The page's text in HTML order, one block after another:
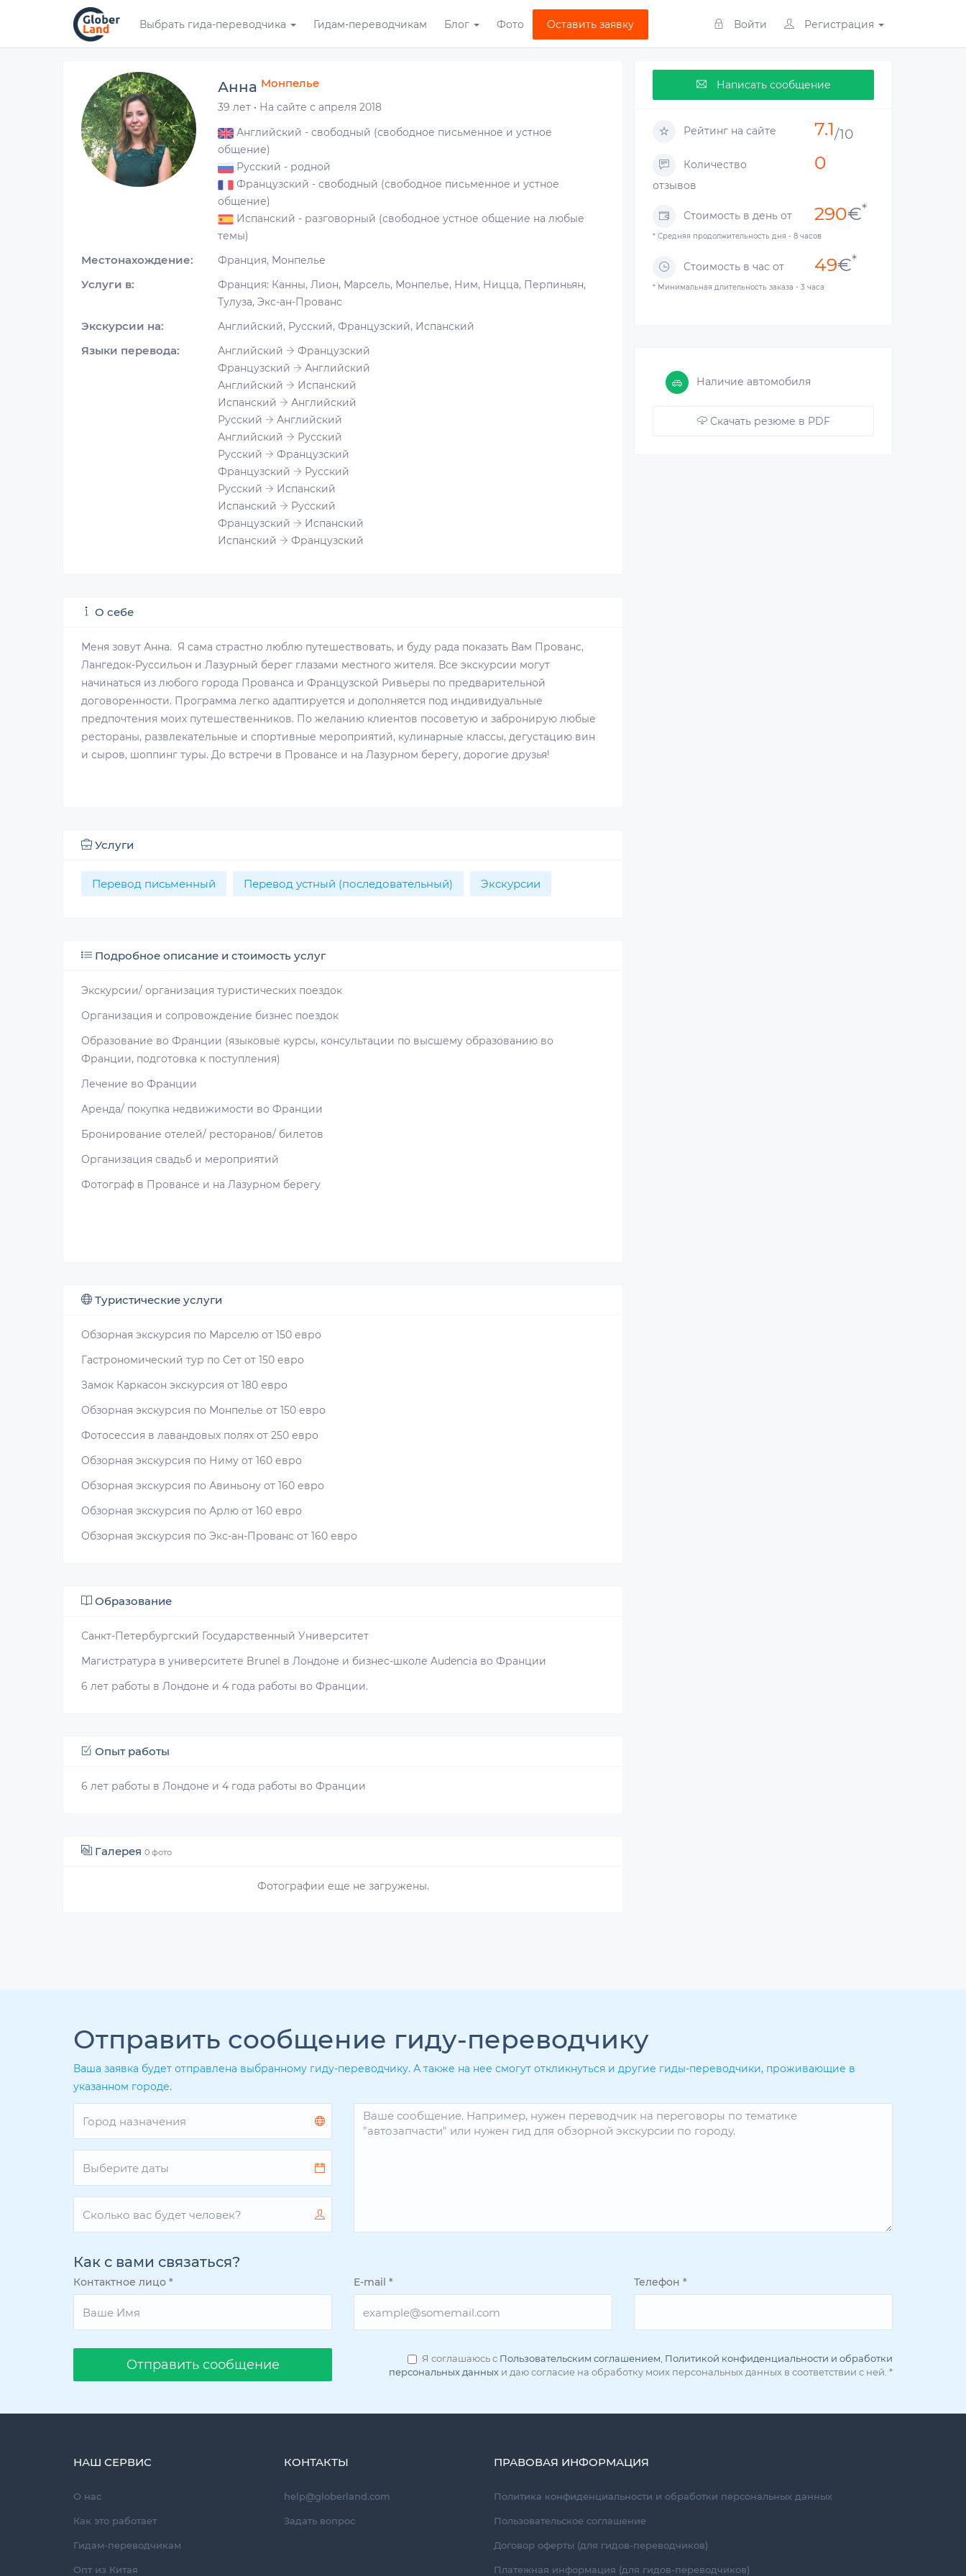
Выбрать гида-переводчика Гидам-переводчикам Блог Фото Оставить заявку Войти Регистрация
Анна Монпелье
39 лет · На сайте с апреля 2018
Английский - свободный (свободное письменное и устное
общение)
Русский - родной
Французский - свободный (свободное письменное и устное
общение)
Испанский - разговорный (свободное устное общение на любые
темы)
Местонахождение: Франция, Монпелье
Услуги в:
Франция: Канны, Лион, Марсель, Монпелье, Ним, Ницца, Перпиньян,
Тулуза, Экс-ан-Прованс
Экскурсии на: Английский, Русский, Французский, Испанский
Языки перевода: Английский
Французский
Французский
Английский
Английский
Испанский
Испанский
Английский
Русский
Английский
Английский
Русский
Русский
Французский
Французский
Русский
Русский
Испанский
Испанский
Русский
Французский
Испанский
Испанский
Французский
О себе
Меня зовут Анна. Я сама страстно люблю путешествовать, и буду рада показать Вам Прованс,
Лангедок-Руссильон и Лазурный берег глазами местного жителя. Все экскурсии могут
начинаться из любого города Прованса и Французской Ривьеры по предварительной
договоренности. Программа легко адаптируется и дополняется под индивидуальные
предпочтения моих путешественников. По желанию клиентов посоветую и забронирую любые
рестораны, развлекательные и спортивные мероприятий, кулинарные классы, дегустацию вин
и сыров, шоппинг туры. До встречи в Провансе и на Лазурном берегу, дорогие друзья!
Услуги
Перевод письменный Перевод устный (последовательный) Экскурсии
Подробное описание и стоимость услуг
Экскурсии/ организация туристических поездок
Организация и сопровождение бизнес поездок
Образование во Франции (языковые курсы, консультации по высшему образованию во
Франции, подготовка к поступления)
Лечение во Франции
Аренда/ покупка недвижимости во Франции
Бронирование отелей/ ресторанов/ билетов
Организация свадьб и мероприятий
Фотограф в Провансе и на Лазурном берегу
Туристические услуги
Обзорная экскурсия по Марселю от 150 евро
Гастрономический тур по Сет от 150 евро
Замок Каркасон экскурсия от 180 евро
Обзорная экскурсия по Монпелье от 150 евро
Фотосессия в лавандовых полях от 250 евро
Обзорная экскурсия по Ниму от 160 евро
Обзорная экскурсия по Авиньону от 160 евро
Обзорная экскурсия по Арлю от 160 евро
Обзорная экскурсия по Экс-ан-Прованс от 160 евро
Образование
Санкт-Петербургский Государственный Университет
Магистратура в университете Brunel в Лондоне и бизнес-школе Audencia во Франции
6 лет работы в Лондоне и 4 года работы во Франции.
Опыт работы
6 лет работы в Лондоне и 4 года работы во Франции
Галерея 0 фото
Фотографии еще не загружены.
Написать сообщение
Рейтинг на сайте 7.1/10
Количество
отзывов
0
Стоимость в день от 290€*
* Средняя продолжительность дня - 8 часов
Стоимость в час от 49€*
* Минимальная длительность заказа - 3 часа
Наличие автомобиля
Скачать резюме в PDF
Отправить сообщение гиду-переводчику
Ваша заявка будет отправлена выбранному гиду-переводчику. А также на нее смогут откликнуться и другие гиды-переводчики, проживающие в
указанном городе.
Как с вами связаться?
Контактное лицо * E-mail * Телефон *
Oтправить сообщение Я соглашаюсь с Пользовательским соглашением Политикой конфиденциальности и обработки
персональных данных и даю согласие на обработку моих персональных данных в соответствии с ней. *
НАШ СЕРВИС
О нас
Как это работает
Гидам-переводчикам
Опт из Китая
КОНТАКТЫ
help@globerland.com
Задать вопрос
ПРАВОВАЯ ИНФОРМАЦИЯ
Политика конфиденциальности и обработки персональных данных
Пользовательское соглашение
Договор оферты (для гидов-переводчиков)
Платежная информация (для гидов-переводчиков)